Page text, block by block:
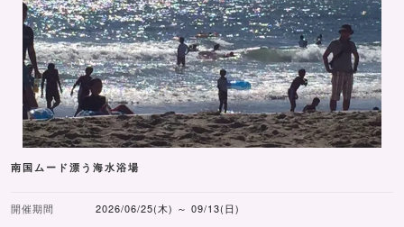
南国ムード漂う海水浴場
開催期間 2026/06/25(木) ～ 09/13(日)